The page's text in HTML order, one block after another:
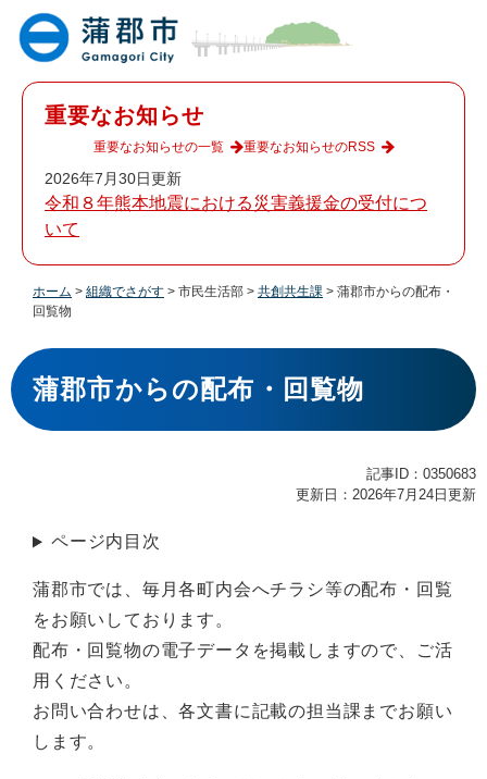
重要なお知らせ
2026年7月30日更新
令和８年熊本地震における災害義援金の受付につ
いて
重要なお知らせの一覧 重要なお知らせのRSS
ホーム > 組織でさがす > 市民生活部 > 共創共生課 > 蒲郡市からの配布・
回覧物
本
文
蒲郡市からの配布・回覧物
記事ID：0350683
更新日：2026年7月24日更新
ページ内目次
蒲郡市では、毎月各町内会へチラシ等の配布・回覧
をお願いしております。
配布・回覧物の電子データを掲載しますので、ご活
用ください。
お問い合わせは、各文書に記載の担当課までお願い
します。